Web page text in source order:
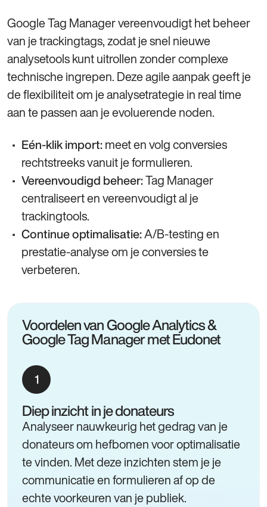
Google Tag Manager vereenvoudigt het beheer
van je trackingtags, zodat je snel nieuwe
analysetools kunt uitrollen zonder complexe
technische ingrepen. Deze agile aanpak geeft je
de flexibiliteit om je analysetrategie in real time
aan te passen aan je evoluerende noden.
Eén‑klik import: meet en volg conversies
rechtstreeks vanuit je formulieren.
Vereenvoudigd beheer:Tag Manager
centraliseert en vereenvoudigt al je
trackingtools.
Continue optimalisatie:A/B‑testing en
prestatie‑analyse om je conversies te
verbeteren.
Voordelen van Google Analytics &
Google Tag Manager met Eudonet
Diep inzicht in je donateurs
Analyseer nauwkeurig het gedrag van je
donateurs om hefbomen voor optimalisatie
te vinden. Met deze inzichten stem je je
communicatie en formulieren af op de
echte voorkeuren van je publiek.